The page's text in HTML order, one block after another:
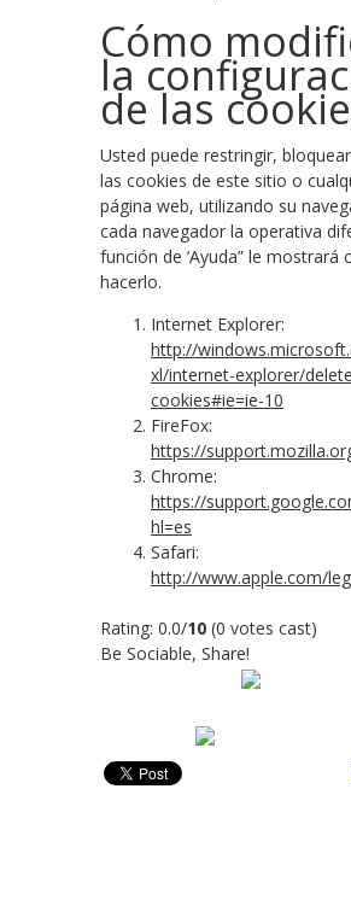
Cómo
la
de las
Usted puede restringir,
las cookies de este sitio o
página web, utilizando su
cada navegador la operativa
función de ‘Ayuda” le mostrará
hacerlo.
Internet Explorer:
http://
xl/internet-explorer/
cookies#ie=ie-10
FireFox:
https://
Chrome:
https://
hl=es
Safari:
http://www.apple.com/
Rating: 0.0/10 (0 votes cast)
Be Sociable, Share!